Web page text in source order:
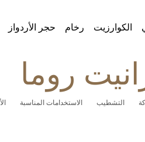
الكوارزيت رخام حجر الأردواز
روما
التشطيب الاستخدامات المناسبة